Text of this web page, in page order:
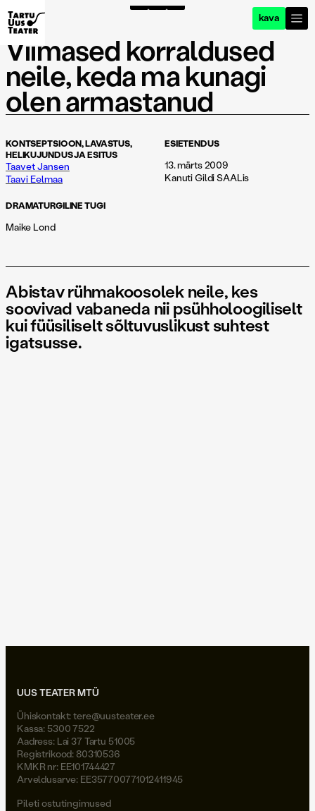
kava
Viimased korraldused
neile, keda ma kunagi
olen armastanud
KONTSEPTSIOON, LAVASTUS,
HELIKUJUNDUS JA ESITUS
Taavet Jansen
Taavi Eelmaa
DRAMATURGILINE TUGI
Maike Lond
ESIETENDUS
13. märts 2009
Kanuti Gildi SAALis
Abistav rühmakoosolek neile, kes
soovivad vabaneda nii psühholoogiliselt
kui füüsiliselt sõltuvuslikust suhtest
igatsusse.
UUS TEATER MTÜ
Ühiskontakt:tere@uusteater.ee
Kassa: 5300 7522
Aadress: Lai 37 Tartu 51005
Registrikood: 80310536
KMKR nr: EE101744427
Arveldusarve: EE357700771012411945
Pileti ostutingimused